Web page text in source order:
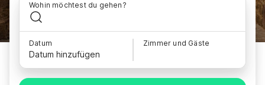
Wohin möchtest du gehen?
Datum
Datum hinzufügen
Zimmer und Gäste